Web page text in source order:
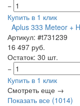
−
Купить в 1 клик
Aplus 333 Meteor +
Артикул: #t731239
16 497 руб.
Остаток: 30 шт.
−
Купить в 1 клик
Смотреть еще →
Показать все (1014)